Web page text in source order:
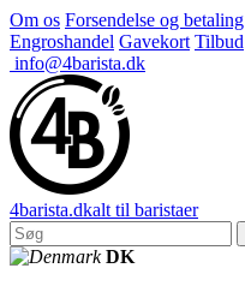
Om os Forsendelse og betaling
Engroshandel Gavekort Tilbud
info@4barista.dk
4barista.dkalt til baristaer
DK